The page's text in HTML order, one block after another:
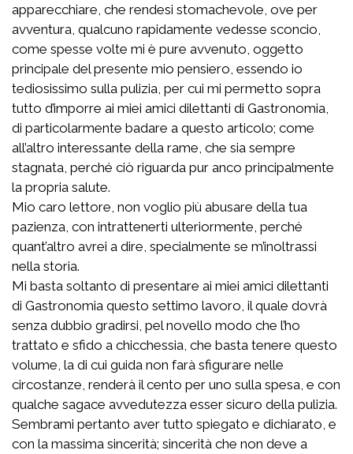
apparecchiare, che rendesi stomachevole, ove per
avventura, qualcuno rapidamente vedesse sconcio,
come spesse volte mi è pure avvenuto, oggetto
principale del presente mio pensiero, essendo io
tediosissimo sulla pulizia, per cui mi permetto sopra
tutto d’imporre ai miei amici dilettanti di Gastronomia,
di particolarmente badare a questo articolo; come
all’altro interessante della rame, che sia sempre
stagnata, perché ciò riguarda pur anco principalmente
la propria salute.
Mio caro lettore, non voglio più abusare della tua
pazienza, con intrattenerti ulteriormente, perché
quant’altro avrei a dire, specialmente se m’inoltrassi
nella storia.
Mi basta soltanto di presentare ai miei amici dilettanti
di Gastronomia questo settimo lavoro, il quale dovrà
senza dubbio gradirsi, pel novello modo che l’ho
trattato e sfido a chicchessia, che basta tenere questo
volume, la di cui guida non farà sfigurare nelle
circostanze, renderà il cento per uno sulla spesa, e con
qualche sagace avvedutezza esser sicuro della pulizia.
Sembrami pertanto aver tutto spiegato e dichiarato, e
con la massima sincerità; sincerità che non deve a